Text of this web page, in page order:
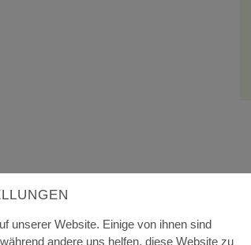
unserer Website. Einige von ihnen sind
andere uns helfen, diese Website zu